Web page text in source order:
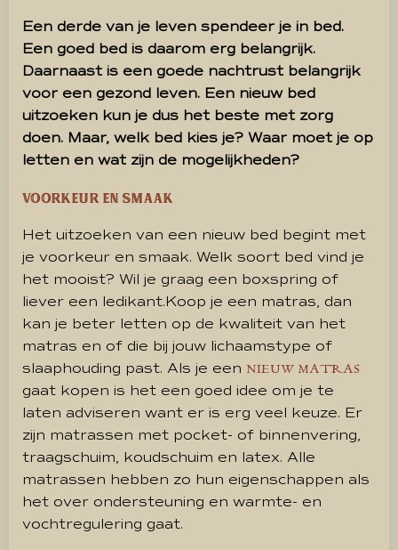
Een derde van je leven spendeer je in bed.
Een goed bed is daarom erg belangrijk.
Daarnaast is een goede nachtrust belangrijk
voor een gezond leven. Een nieuw bed
uitzoeken kun je dus het beste met zorg
doen. Maar, welk bed kies je? Waar moet je op
letten en wat zijn de mogelijkheden?
Voorkeur en smaak
Het uitzoeken van een nieuw bed begint met
je voorkeur en smaak. Welk soort bed vind je
het mooist? Wil je graag een boxspring of
liever een ledikant.Koop je een matras, dan
kan je beter letten op de kwaliteit van het
matras en of die bij jouw lichaamstype of
slaaphouding past. Als je een NIEUW MATRAS
gaat kopen is het een goed idee om je te
laten adviseren want er is erg veel keuze. Er
zijn matrassen met pocket- of binnenvering,
traagschuim, koudschuim en latex. Alle
matrassen hebben zo hun eigenschappen als
het over ondersteuning en warmte- en
vochtregulering gaat.